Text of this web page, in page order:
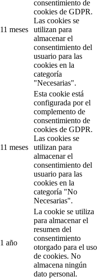
11 meses
consentimiento de
cookies de GDPR.
Las cookies se
utilizan para
almacenar el
consentimiento del
usuario para las
cookies en la
categoría
"Necesarias".
11 meses
Esta cookie está
configurada por el
complemento de
consentimiento de
cookies de GDPR.
Las cookies se
utilizan para
almacenar el
consentimiento del
usuario para las
cookies en la
categoría "No
Necesarias".
1 año
La cookie se utiliza
para almacenar el
resumen del
consentimiento
otorgado para el uso
de cookies. No
almacena ningún
dato personal.